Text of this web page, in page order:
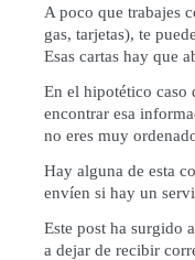
A poco que trabajes
gas, tarjetas), te
Esas cartas hay que
En el hipotético caso
encontrar esa
no eres muy
Hay alguna de esta
envíen si hay un
Este post ha surgido
a dejar de recibir